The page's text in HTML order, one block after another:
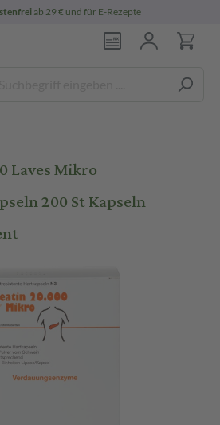
ab 29 € und für E-Rezepte
Laves Mikro
200 St Kapseln